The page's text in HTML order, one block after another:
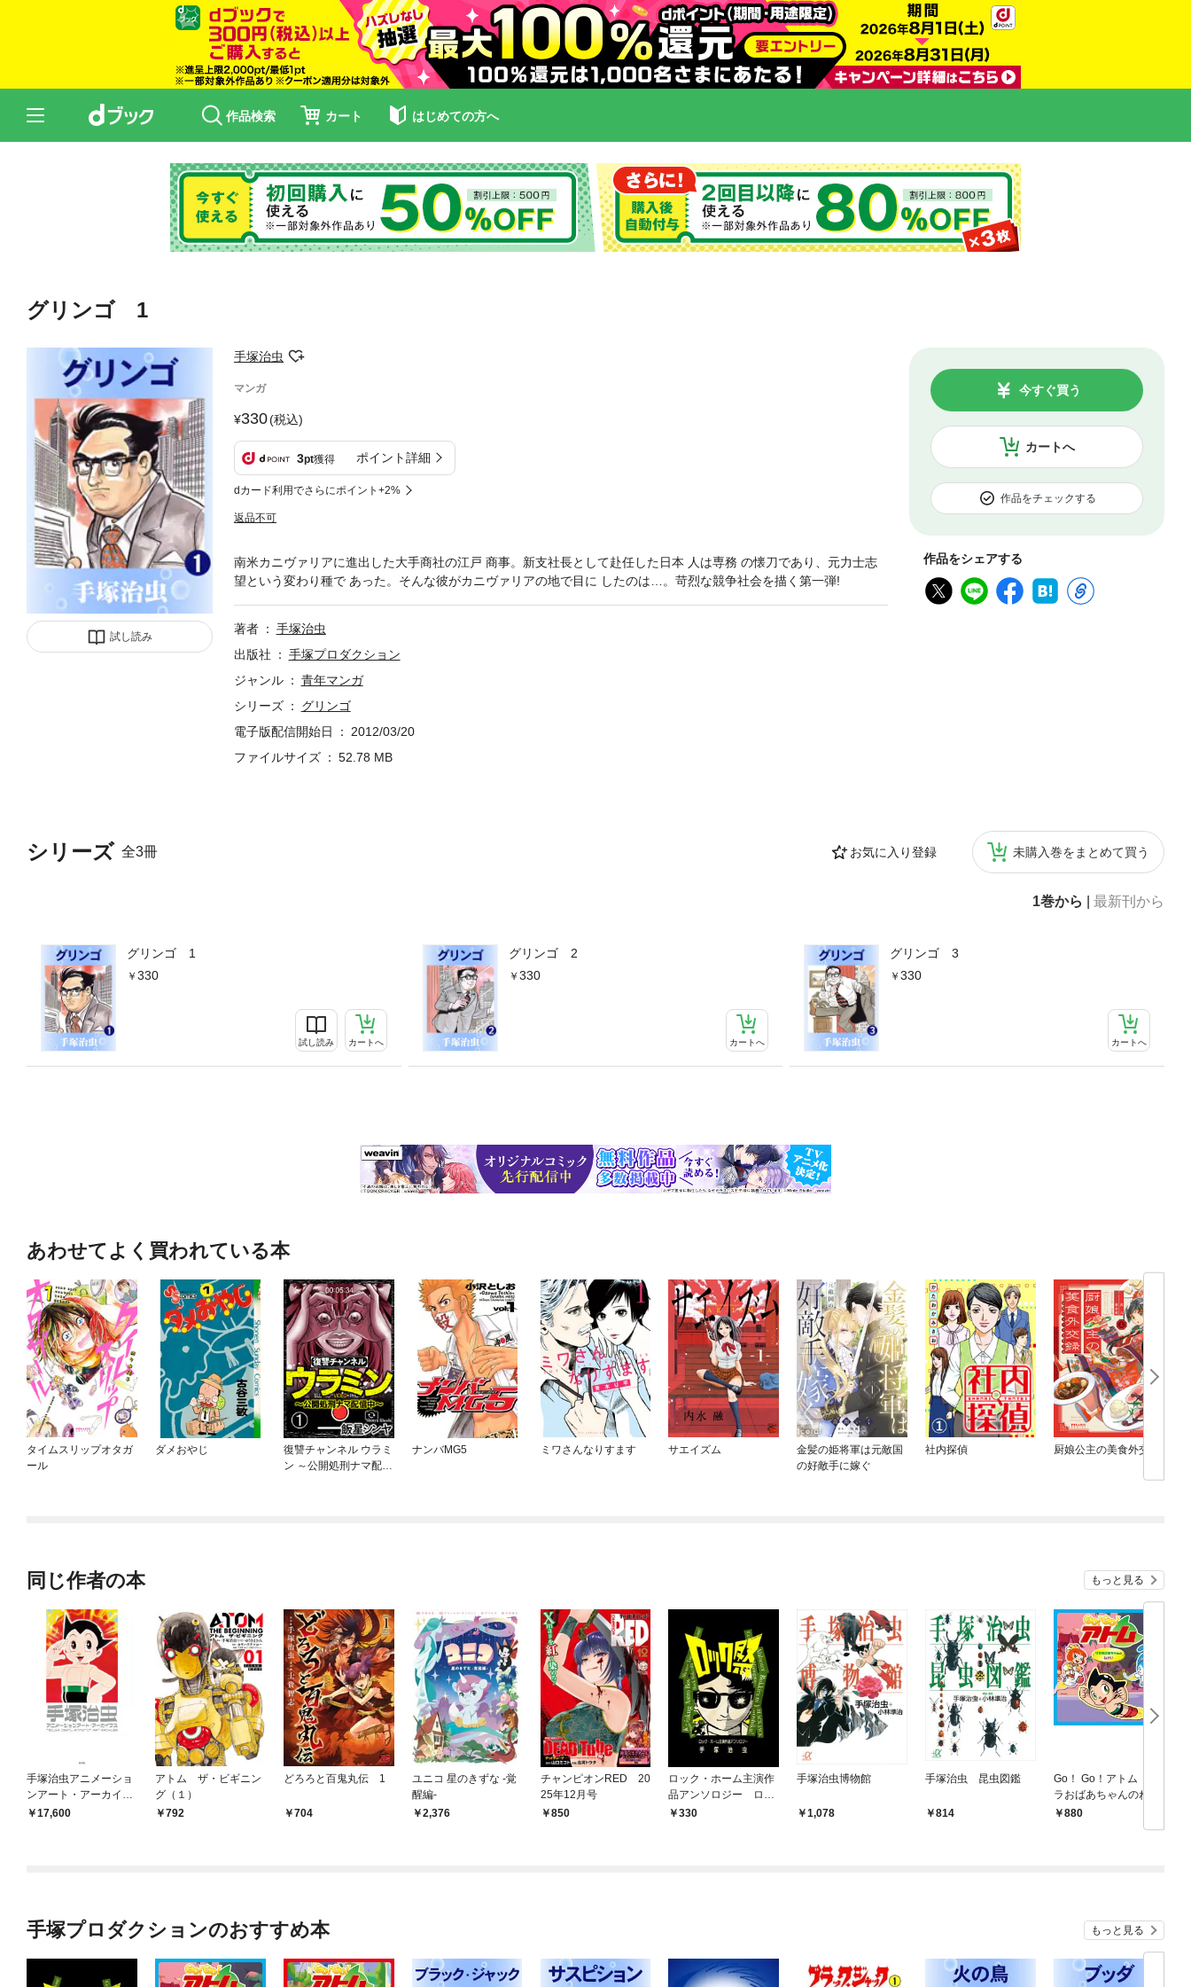
作品検索 カート はじめての方へ
グリンゴ 1
試し読み
手塚治虫
マンガ
330(税込)
3pt獲得 ポイント詳細
dカード利用でさらにポイント+2%
返品不可
カートへ
今すぐ買う
作品をチェックする
作品をシェアする
シリーズ 全3冊 お気に入り登録 未購入巻をまとめて買う
1巻から 最新刊から
グリンゴ 1
330
試し読み カートへ
グリンゴ 2
330
カートへ
グリンゴ 3
330
カートへ
南米カニヴァリアに進出した大手商社の江戸 商事。新支社長として赴任した日本 人は専務 の懐刀であり、元力士志
望という変わり種で あった。そんな彼がカニヴァリアの地で目に したのは…。苛烈な競争社会を描く第一弾!
著者
手塚治虫
出版社
手塚プロダクション
ジャンル
青年マンガ
シリーズ
グリンゴ
電子版配信開始日
2012/03/20
ファイルサイズ
52.78 MB
あわせてよく買われている本
タイムスリップオタガ
ール
ダメおやじ
復讐チャンネル ウラミ
ン ～公開処刑ナマ配信
ナンバMG5 ミワさんなりすます サエイズム
金髪の姫将軍は元敵国
の好敵手に嫁ぐ
社内探偵 厨娘公主の美食外交録
同じ作者の本 もっと見る
手塚治虫アニメーショ
ンアート・アーカイブ
ス17,600
アトム ザ・ビギニン
グ（１）
792
どろろと百鬼丸伝 1
704
ユニコ 星のきずな -覚
醒編-
2,376
チャンピオンRED 20
25年12月号
850
ロック・ホーム主演作
品アンソロジー ロッ
ク祭（フェスティバ
330
手塚治虫博物館
1,078
手塚治虫 昆虫図鑑
814
Go！ Go！アトム ザ
ラおばあちゃんのねが
い880
手塚プロダクションのおすすめ本 もっと見る